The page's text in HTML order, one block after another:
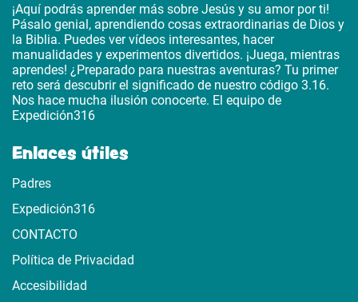
¡Aquí podrás aprender más sobre Jesús y su amor por ti!
Pásalo genial, aprendiendo cosas extraordinarias de Dios y
la Biblia. Puedes ver vídeos interesantes, hacer
manualidades y experimentos divertidos. ¡Juega, mientras
aprendes! ¿Preparado para nuestras aventuras? Tu primer
reto será descubrir el significado de nuestro código 3.16.
Nos hace mucha ilusión conocerte. El equipo de
Expedición316
Enlaces útiles
Padres
Expedición316
CONTACTO
Política de Privacidad
Accesibilidad